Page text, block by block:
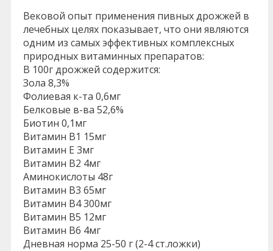
Вековой опыт применения пивных дрожжей в
лечебных целях показывает, что они являются
одним из самых эффективных комплексных
природных витаминных препаратов:
В 100г дрожжей содержится:
Зола 8,3%
Фолиевая к-та 0,6мг
Белковые в-ва 52,6%
Биотин 0,1мг
Витамин В1 15мг
Витамин Е 3мг
Витамин В2 4мг
Аминокислоты 48г
Витамин В3 65мг
Витамин В4 300мг
Витамин В5 12мг
Витамин В6 4мг
Дневная норма 25-50 г (2-4 ст.ложки)